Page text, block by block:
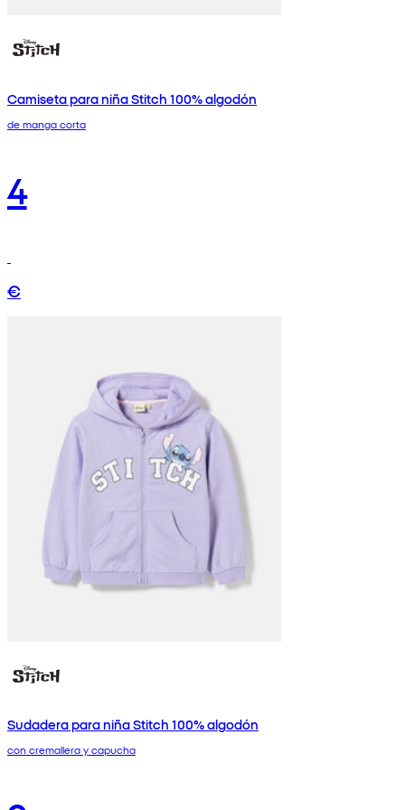
Camiseta para niña Stitch 100% algodón
de manga corta
4
€
Sudadera para niña Stitch 100% algodón
con cremallera y capucha